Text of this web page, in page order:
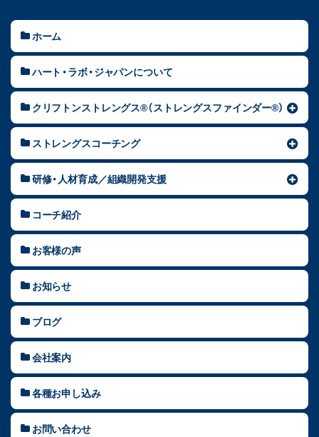
ホーム
ハート・ラボ・ジャパンについて
クリフトンストレングス®（ストレングスファインダー®）
ストレングスコーチング
研修・人材育成／組織開発支援
コーチ紹介
お客様の声
お知らせ
ブログ
会社案内
各種お申し込み
お問い合わせ